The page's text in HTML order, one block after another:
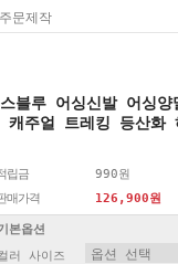
문제작
블루 어싱신발 어싱
캐주얼 트레킹 등산화
립금
990원
매가격
126,900원
본옵션
러 사이즈